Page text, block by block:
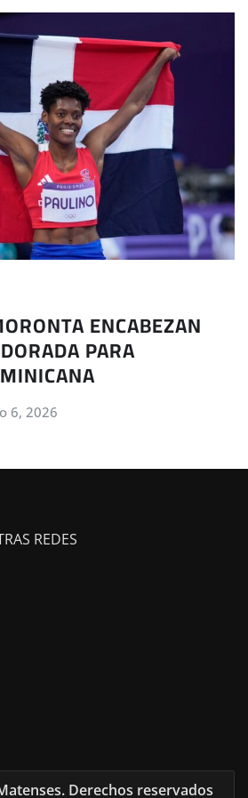
ENCABEZAN
PARA
6, 2026
REDES
Derechos reservados